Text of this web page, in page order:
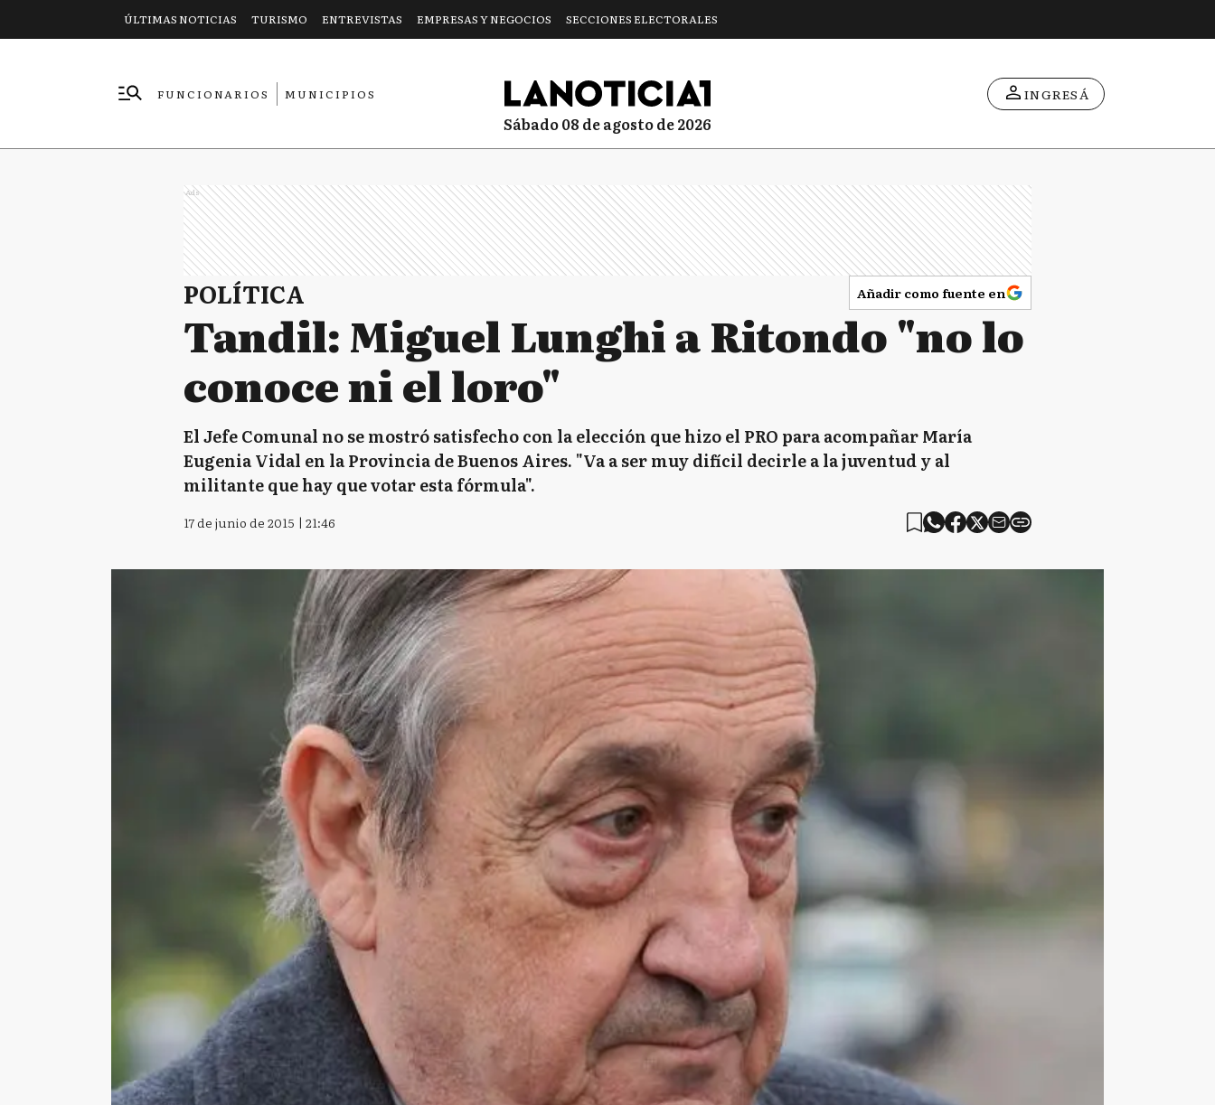
ÚLTIMAS NOTICIAS TURISMO ENTREVISTAS EMPRESAS Y NEGOCIOS SECCIONES ELECTORALES
FUNCIONARIOS
MUNICIPIOS
sábado 08 de agosto de 2026
INGRESÁ
Ads
POLÍTICA Añadir como fuente en
Tandil: Miguel Lunghi a Ritondo "no lo
conoce ni el loro"
El Jefe Comunal no se mostró satisfecho con la elección que hizo el PRO para acompañar María
Eugenia Vidal en la Provincia de Buenos Aires. "Va a ser muy difícil decirle a la juventud y al
militante que hay que votar esta fórmula".
17 de junio de 2015 | 21:46